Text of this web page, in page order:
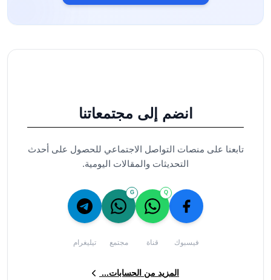
انضم إلى مجتمعاتنا
تابعنا على منصات التواصل الاجتماعي للحصول على أحدث
التحديثات والمقالات اليومية.
Q
G
فيسبوك قناة مجتمع تيليغرام
المزيد من الحسابات...